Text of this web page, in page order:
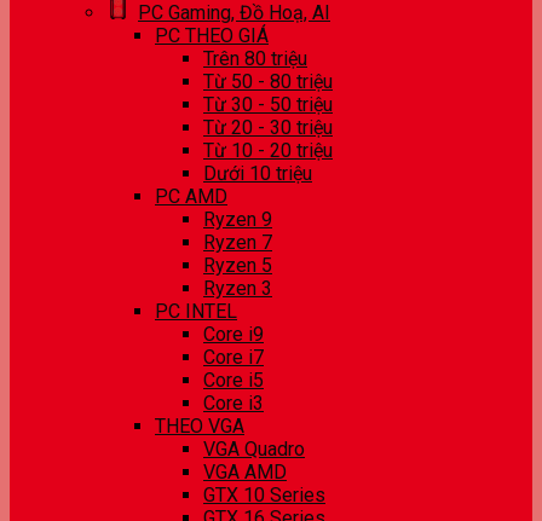
PC Gaming, Đồ Hoạ, AI
PC THEO GIÁ
Trên 80 triệu
Từ 50 - 80 triệu
Từ 30 - 50 triệu
Từ 20 - 30 triệu
Từ 10 - 20 triệu
Dưới 10 triệu
PC AMD
Ryzen 9
Ryzen 7
Ryzen 5
Ryzen 3
PC INTEL
Core i9
Core i7
Core i5
Core i3
THEO VGA
VGA Quadro
VGA AMD
GTX 10 Series